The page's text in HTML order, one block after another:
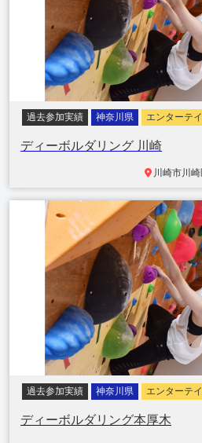
過去参加実績 神奈川県 エンターテ
ディーボルダリング 川崎
川崎市川
過去参加実績 神奈川県 エンターテ
ディーボルダリング本厚木